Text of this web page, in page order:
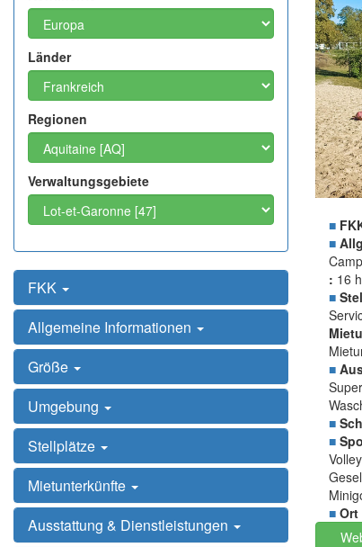
Länder
Regionen
Verwaltungsgebiete
FKK
Allgemeine Informationen
Größe
Umgebung
Stellplätze
Mietunterkünfte
Ausstattung & Dienstleistungen
■
■
: 16
■
■
■
■
■ Ort